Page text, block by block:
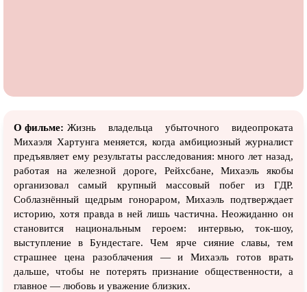
О фильме: Жизнь владельца убыточного видеопроката
Михаэля Хартунга меняется, когда амбициозный журналист
предъявляет ему результаты расследования: много лет назад,
работая на железной дороге, Рейхсбане, Михаэль якобы
организовал самый крупный массовый побег из ГДР.
Соблазнённый щедрым гонораром, Михаэль подтверждает
историю, хотя правда в ней лишь частична. Неожиданно он
становится национальным героем: интервью, ток-шоу,
выступление в Бундестаге. Чем ярче сияние славы, тем
страшнее цена разоблачения — и Михаэль готов врать
дальше, чтобы не потерять признание общественности, а
главное — любовь и уважение близких.